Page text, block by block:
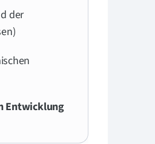
der
Entwicklung